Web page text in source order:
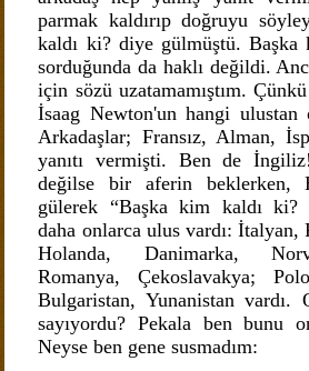
parmak kaldırıp doğruyu
kaldı ki? diye gülmüştü.
sorduğunda da haklı değildi.
için sözü uzatamamıştım.
İsaag Newton'un hangi ulustan
Arkadaşlar; Fransız, Alman,
yanıtı vermişti. Ben de
değilse bir aferin beklerken,
gülerek “Başka kim kaldı ki?
daha onlarca ulus vardı:
Holanda, Danimarka,
Romanya, Çekoslavakya;
Bulgaristan, Yunanistan vardı.
sayıyordu? Pekala ben bunu
Neyse ben gene susmadım: